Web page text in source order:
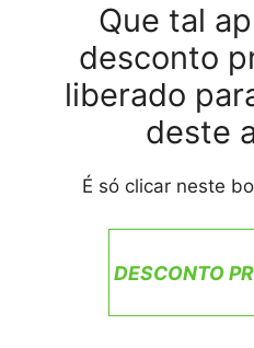
Que tal
desconto
liberado
deste
É só clicar neste
DESCONTO